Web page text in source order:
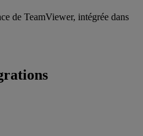
de TeamViewer, intégrée dans